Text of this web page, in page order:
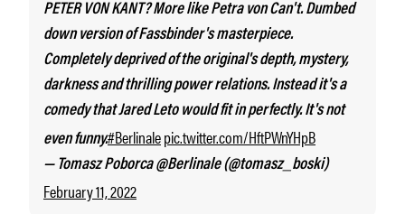
PETER VON KANT? More like Petra von Can't. Dumbed
down version of Fassbinder's masterpiece.
Completely deprived of the original's depth, mystery,
darkness and thrilling power relations. Instead it's a
comedy that Jared Leto would fit in perfectly. It's not
even funny.#Berlinalepic.twitter.com/HftPWnYHpB
— Tomasz Poborca @Berlinale (@tomasz_boski)
February 11, 2022